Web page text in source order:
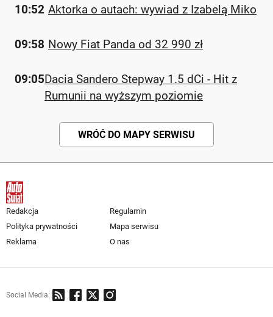
10:52 Aktorka o autach: wywiad z Izabelą Miko
09:58 Nowy Fiat Panda od 32 990 zł
09:05Dacia Sandero Stepway 1.5 dCi - Hit z
Rumunii na wyższym poziomie
WRÓĆ DO MAPY SERWISU
Redakcja
Regulamin
Polityka prywatności
Mapa serwisu
Reklama
O nas
Social Media: